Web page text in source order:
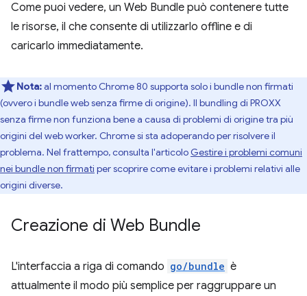
Come puoi vedere, un Web Bundle può contenere tutte
le risorse, il che consente di utilizzarlo offline e di
caricarlo immediatamente.
Nota:al momento Chrome 80 supporta solo i bundle non firmati
(ovvero i bundle web senza firme di origine). Il bundling di PROXX
senza firme non funziona bene a causa di problemi di origine tra più
origini del web worker. Chrome si sta adoperando per risolvere il
problema. Nel frattempo, consulta l'articolo Gestire i problemi comuni
nei bundle non firmati per scoprire come evitare i problemi relativi alle
origini diverse.
Creazione di Web Bundle
L'interfaccia a riga di comando go/bundle è
attualmente il modo più semplice per raggruppare un